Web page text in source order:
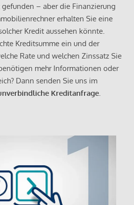
– aber die Finanzierung
erhalten Sie eine
Kredit aussehen könnte.
Kreditsumme ein und der
Rate und welchen Zinssatz Sie
mehr Informationen oder
Dann senden Sie uns im
Kreditanfrage.